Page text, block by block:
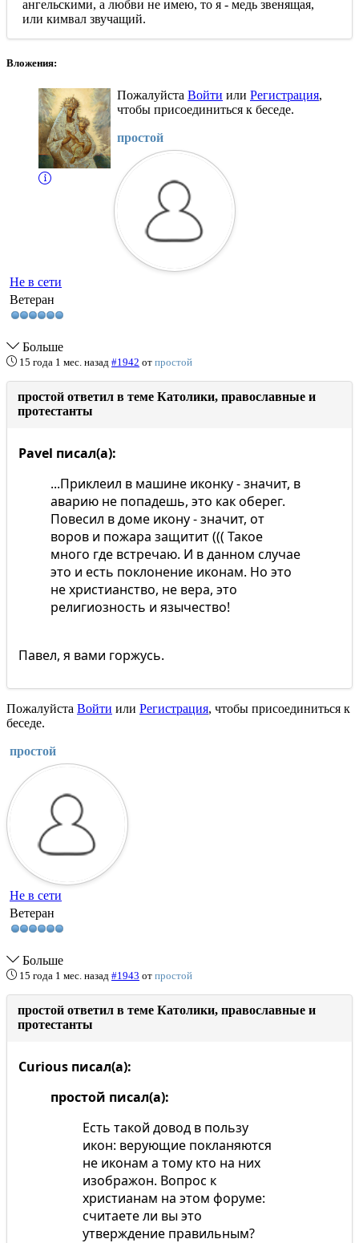
ангельскими, а любви не имею, то я - медь звенящая,
или кимвал звучащий.
Вложения:
Пожалуйста Войти или Регистрация,
чтобы присоединиться к беседе.
простой
Не в сети
Ветеран
Больше
15 года 1 мес. назад #1942 от простой
простой ответил в теме Католики, православные и
протестанты
Pavel писал(а):
...Приклеил в машине иконку - значит, в
аварию не попадешь, это как оберег.
Повесил в доме икону - значит, от
воров и пожара защитит ((( Такое
много где встречаю. И в данном случае
это и есть поклонение иконам. Но это
не христианство, не вера, это
религиозность и язычество!
Павел, я вами горжусь.
Пожалуйста Войти или Регистрация, чтобы присоединиться к
беседе.
простой
Не в сети
Ветеран
Больше
15 года 1 мес. назад #1943 от простой
простой ответил в теме Католики, православные и
протестанты
Curious писал(а):
простой писал(а):
Есть такой довод в пользу
икон: верующие покланяются
не иконам а тому кто на них
изображон. Вопрос к
христианам на этом форуме:
считаете ли вы это
утверждение правильным?